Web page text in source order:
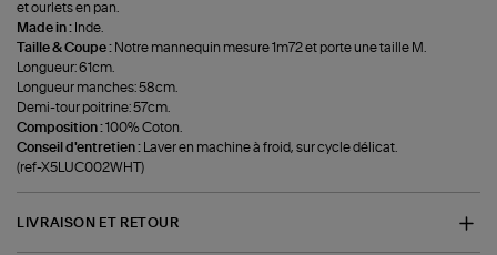
et ourlets en pan.
Made in : Inde.
Taille & Coupe : Notre mannequin mesure 1m72 et porte une taille M.
Longueur: 61cm.
Longueur manches: 58cm.
Demi-tour poitrine: 57cm.
Composition :100% Coton.
Conseil d'entretien : Laver en machine à froid, sur cycle délicat.
(ref-X5LUC002WHT)
LIVRAISON ET RETOUR